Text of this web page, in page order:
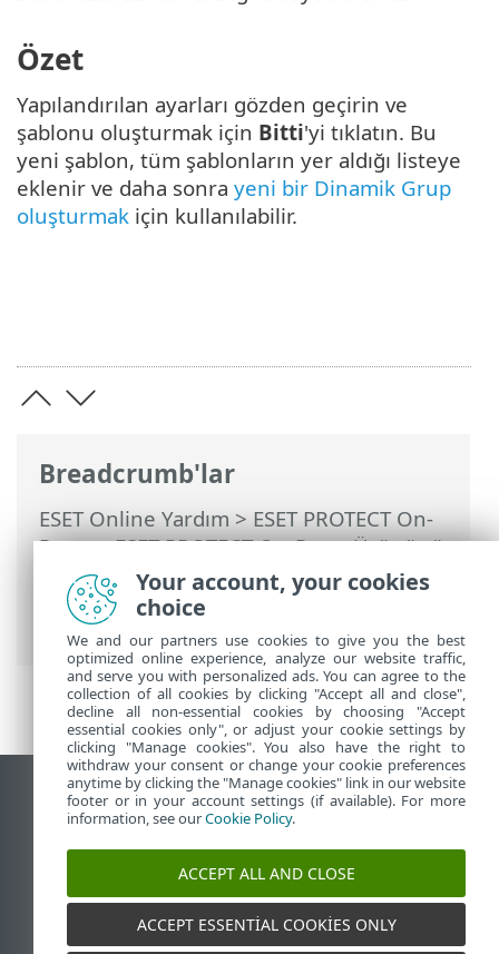
Breadcrumb'lar
ESET Online Yardım>ESET PROTECT On-
Prem>ESET PROTECT On-Prem Ürününü
Kullanma
>ESET PROTECT On-Prem Ana
Menü> Daha Fazla >
Dinamik Grup
Şablonları
> Yeni Dinamik Grup Şablonu
Özet
Yapılandırılan ayarları gözden geçirin ve
şablonu oluşturmak için Bitti'yi tıklatın. Bu
yeni şablon, tüm şablonların yer aldığı listeye
eklenir ve daha sonra yeni bir Dinamik Grup
oluşturmak için kullanılabilir.
Masaüstü sitesini görüntüle
End of Life
ESET Bilgi Bankası
ESET Status Portal
Bölgesel destek
Your account, your cookies
choice
We and our partners use cookies to give you the best
optimized online experience, analyze our website traffic,
and serve you with personalized ads. You can agree to the
collection of all cookies by clicking "Accept all and close",
decline all non-essential cookies by choosing "Accept
essential cookies only", or adjust your cookie settings by
clicking "Manage cookies". You also have the right to
withdraw your consent or change your cookie preferences
anytime by clicking the "Manage cookies" link in our website
footer or in your account settings (if available). For more
information, see ourCookie Policy.
ACCEPT ALL AND CLOSE
ACCEPT ESSENTIAL COOKIES ONLY